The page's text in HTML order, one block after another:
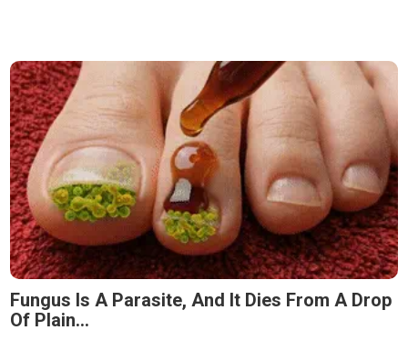
Fungus Is A Parasite, And It Dies From A Drop
Of Plain...